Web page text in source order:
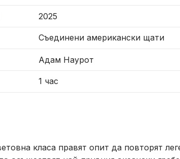
2025
Съединени американски щати
Адам Наурот
1 час
класа правят опит да повторят